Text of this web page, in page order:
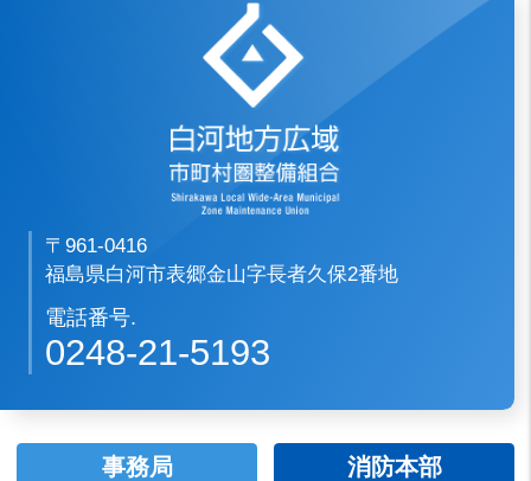
白河地方広域市
〒961-0416
福島県白河市表郷金山字長者久保2番地
電話番号.
0248-21-5193
事務局 消防本部